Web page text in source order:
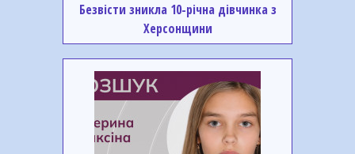
Безвісти зникла 10-річна дівчинка з
Херсонщини